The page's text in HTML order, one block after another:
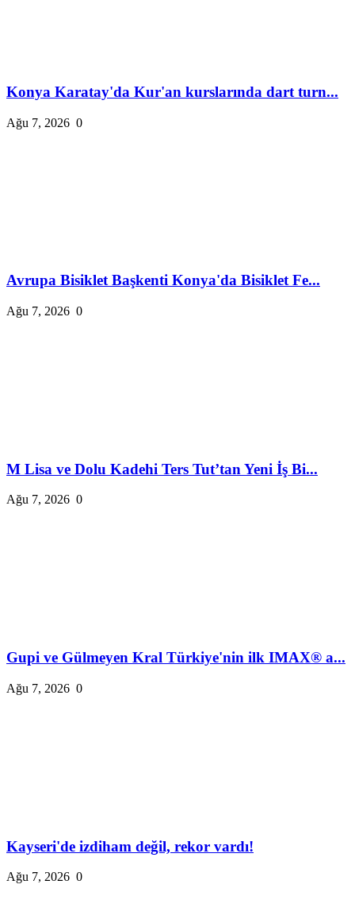
Konya Karatay'da Kur'an kurslarında dart turn...
Ağu 7, 2026 0
Avrupa Bisiklet Başkenti Konya'da Bisiklet Fe...
Ağu 7, 2026 0
M Lisa ve Dolu Kadehi Ters Tut’tan Yeni İş Bi...
Ağu 7, 2026 0
Gupi ve Gülmeyen Kral Türkiye'nin ilk IMAX® a...
Ağu 7, 2026 0
Kayseri'de izdiham değil, rekor vardı!
Ağu 7, 2026 0